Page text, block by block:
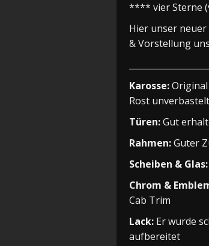
**** vier Sterne
Hier unser
& Vorstellung
Karosse:Original
Rost
Türen:Gut
Rahmen:Guter
Scheiben & Glas:
Chrom &
Cab Trim
Lack: Er wurde
aufbereitet